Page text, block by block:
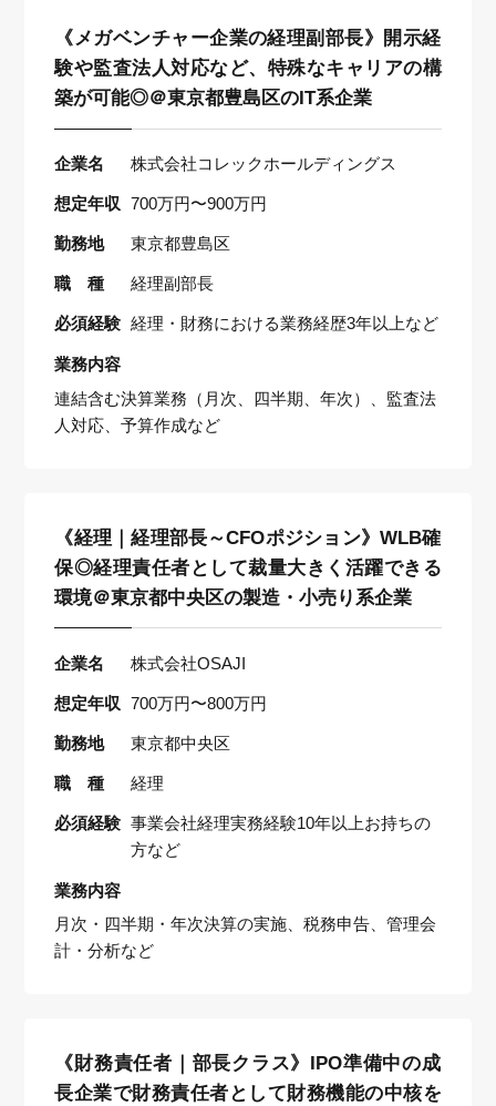
《メガベンチャー企業の経理副部長》開示経
験や監査法人対応など、特殊なキャリアの構
築が可能◎＠東京都豊島区のIT系企業
企業名 株式会社コレックホールディングス
想定年収 700万円〜900万円
勤務地 東京都豊島区
職 種 経理副部長
必須経験 経理・財務における業務経歴3年以上など
業務内容
連結含む決算業務（月次、四半期、年次）、監査法
人対応、予算作成など
《経理｜経理部長～CFOポジション》WLB確
保◎経理責任者として裁量大きく活躍できる
環境＠東京都中央区の製造・小売り系企業
企業名 株式会社OSAJI
想定年収 700万円〜800万円
勤務地 東京都中央区
職 種 経理
必須経験 事業会社経理実務経験10年以上お持ちの
方など
業務内容
月次・四半期・年次決算の実施、税務申告、管理会
計・分析など
《財務責任者｜部長クラス》IPO準備中の成
長企業で財務責任者として財務機能の中核を